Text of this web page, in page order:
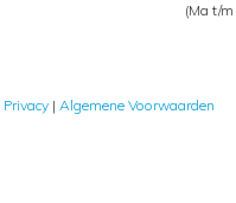
(Ma t/
Privacy | Algemene Voorwaarden